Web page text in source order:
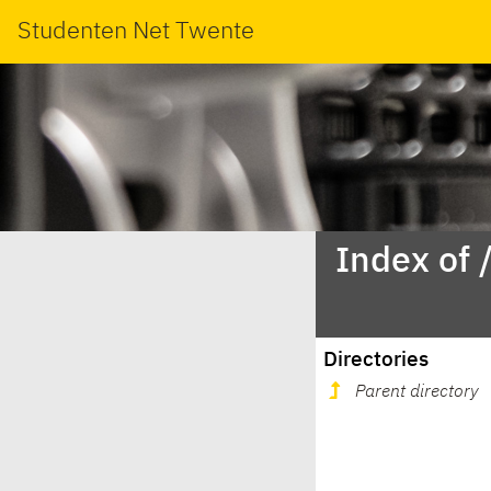
Studenten Net Twente
Index of
Directories
Parent directory